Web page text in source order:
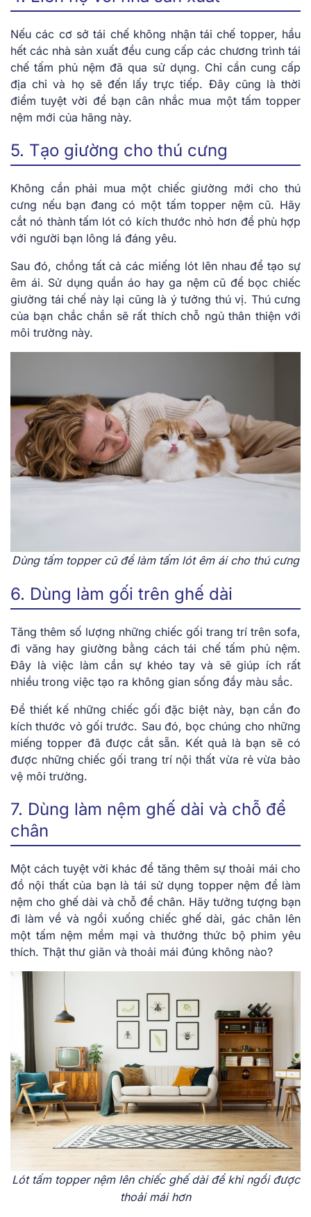
Nếu các cơ sở tái chế không nhận tái chế topper, hầu
hết các nhà sản xuất đều cung cấp các chương trình tái
chế tấm phủ nệm đã qua sử dụng. Chỉ cần cung cấp
địa chỉ và họ sẽ đến lấy trực tiếp. Đây cũng là thời
điểm tuyệt vời để bạn cân nhắc mua một tấm topper
nệm mới của hãng này.
5. Tạo giường cho thú cưng
Không cần phải mua một chiếc giường mới cho thú
cưng nếu bạn đang có một tấm topper nệm cũ. Hãy
cắt nó thành tấm lót có kích thước nhỏ hơn để phù hợp
với người bạn lông lá đáng yêu.
Sau đó, chồng tất cả các miếng lót lên nhau để tạo sự
êm ái. Sử dụng quần áo hay ga nệm cũ để bọc chiếc
giường tái chế này lại cũng là ý tưởng thú vị. Thú cưng
của bạn chắc chắn sẽ rất thích chỗ ngủ thân thiện với
môi trường này.
Dùng tấm topper cũ để làm tấm lót êm ái cho thú cưng
6. Dùng làm gối trên ghế dài
Tăng thêm số lượng những chiếc gối trang trí trên sofa,
đi văng hay giường bằng cách tái chế tấm phủ nệm.
Đây là việc làm cần sự khéo tay và sẽ giúp ích rất
nhiều trong việc tạo ra không gian sống đầy màu sắc.
Để thiết kế những chiếc gối đặc biệt này, bạn cần đo
kích thước vỏ gối trước. Sau đó, bọc chúng cho những
miếng topper đã được cắt sẵn. Kết quả là bạn sẽ có
được những chiếc gối trang trí nội thất vừa rẻ vừa bảo
vệ môi trường.
7. Dùng làm nệm ghế dài và chỗ để
chân
Một cách tuyệt vời khác để tăng thêm sự thoải mái cho
đồ nội thất của bạn là tái sử dụng topper nệm để làm
nệm cho ghế dài và chỗ để chân. Hãy tưởng tượng bạn
đi làm về và ngồi xuống chiếc ghế dài, gác chân lên
một tấm nệm mềm mại và thưởng thức bộ phim yêu
thích. Thật thư giãn và thoải mái đúng không nào?
Lót tấm topper nệm lên chiếc ghế dài để khi ngồi được
thoải mái hơn